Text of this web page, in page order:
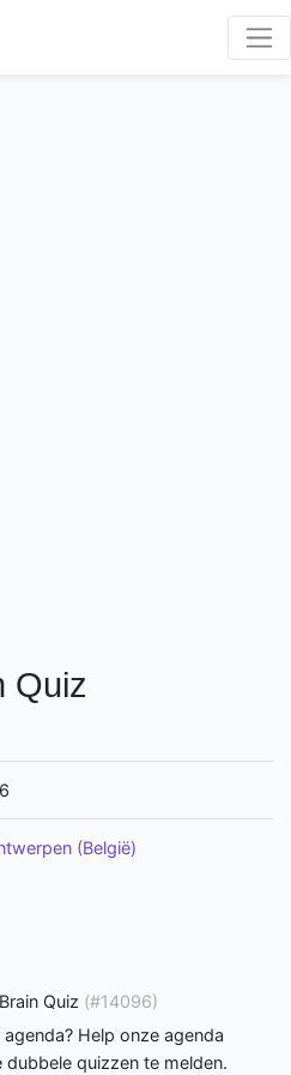
Quiz
(België)
Quiz (#14096)
Help onze agenda
quizzen te melden.